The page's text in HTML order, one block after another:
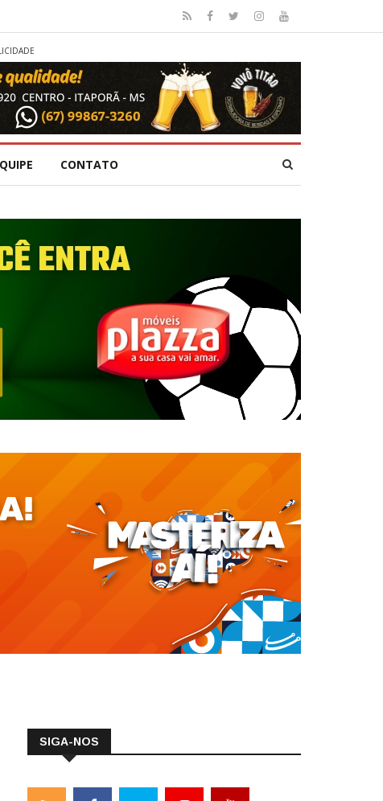
CONTATO
SIGA-NOS